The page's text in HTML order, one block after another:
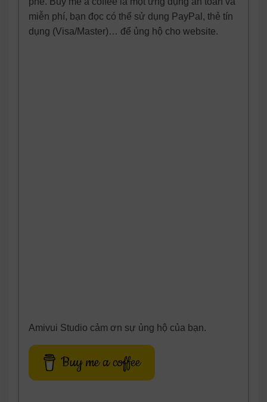
miễn phí, bạn đọc có thể sử dụng PayPal, thẻ tín
dụng (Visa/Master)… để ủng hộ cho website.
Amivui Studio cảm ơn sự ủng hộ của bạn.
Buy me a coffee